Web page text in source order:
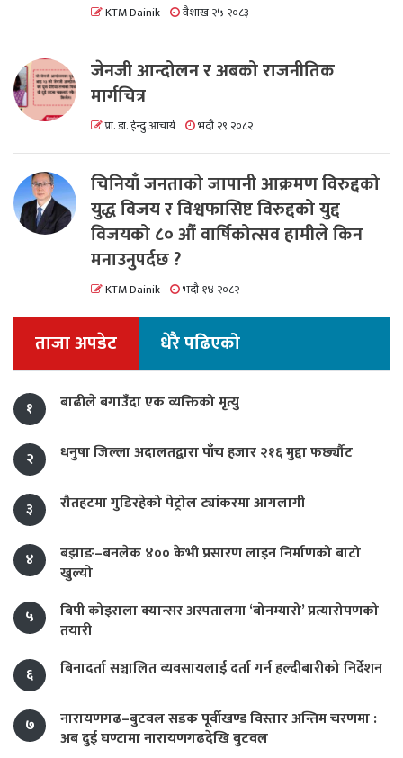
KTM Dainik वैशाख २५ २०८३
जेनजी आन्दोलन र अबको राजनीतिक
मार्गचित्र
प्रा. डा. ईन्दु आचार्य भदौ २९ २०८२
चिनियाँ जनताको जापानी आक्रमण विरुद्दको
युद्ध विजय र विश्वफासिष्ट विरुद्दको युद्द
विजयको ८० औं वार्षिकोत्सव हामीले किन
मनाउनुपर्दछ ?
KTM Dainik भदौ १४ २०८२
ताजा अपडेट धेरै पढिएको
१ बाढीले बगाउँदा एक व्यक्तिको मृत्यु
२ धनुषा जिल्ला अदालतद्वारा पाँच हजार २१६ मुद्दा फर्छ्यौट
३ रौतहटमा गुडिरहेको पेट्रोल ट्यांकरमा आगलागी
४
बझाङ–बनलेक ४०० केभी प्रसारण लाइन निर्माणको बाटो
खुल्यो
५
बिपी कोइराला क्यान्सर अस्पतालमा ‘बोनम्यारो’ प्रत्यारोपणको
तयारी
६
बिनादर्ता सञ्चालित व्यवसायलाई दर्ता गर्न हल्दीबारीको निर्देशन
७
नारायणगढ–बुटवल सडक पूर्वीखण्ड विस्तार अन्तिम चरणमा :
अब दुई घण्टामा नारायणगढदेखि बुटवल